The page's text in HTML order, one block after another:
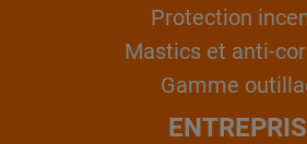
Protection
Mastics et anti-
Gamme